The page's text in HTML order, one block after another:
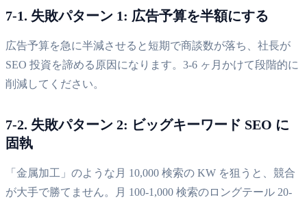
7-1. 失敗パターン 1: 広告予算を半額にする
広告予算を急に半減させると短期で商談数が落ち、社長が
SEO 投資を諦める原因になります。3-6 ヶ月かけて段階的に
削減してください。
7-2. 失敗パターン 2: ビッグキーワード SEO に
固執
「金属加工」のような月 10,000 検索の KW を狙うと、競合
が大手で勝てません。月 100-1,000 検索のロングテール 20-